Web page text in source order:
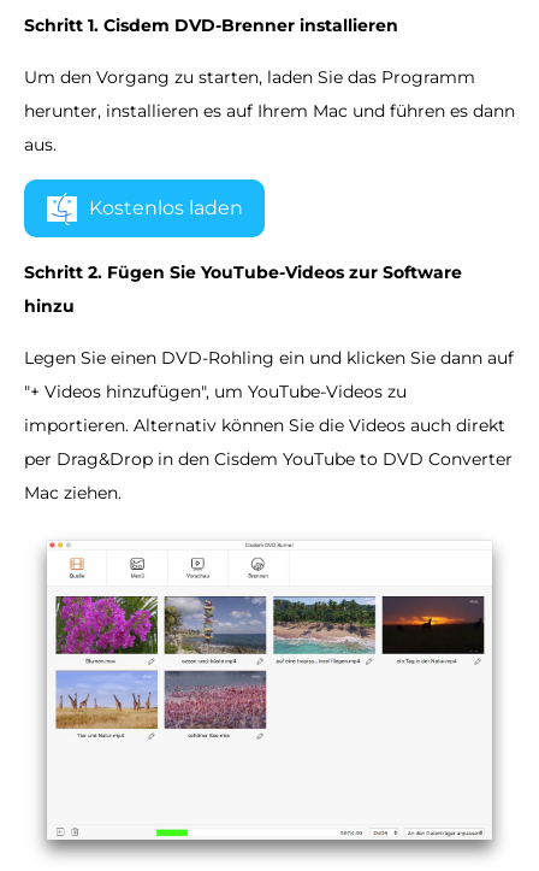
Schritt 1. Cisdem DVD-Brenner installieren
Um den Vorgang zu starten, laden Sie das Programm
herunter, installieren es auf Ihrem Mac und führen es dann
aus.
Kostenlos laden
Schritt 2. Fügen Sie YouTube-Videos zur Software
hinzu
Legen Sie einen DVD-Rohling ein und klicken Sie dann auf
"+ Videos hinzufügen", um YouTube-Videos zu
importieren. Alternativ können Sie die Videos auch direkt
per Drag&Drop in den Cisdem YouTube to DVD Converter
Mac ziehen.